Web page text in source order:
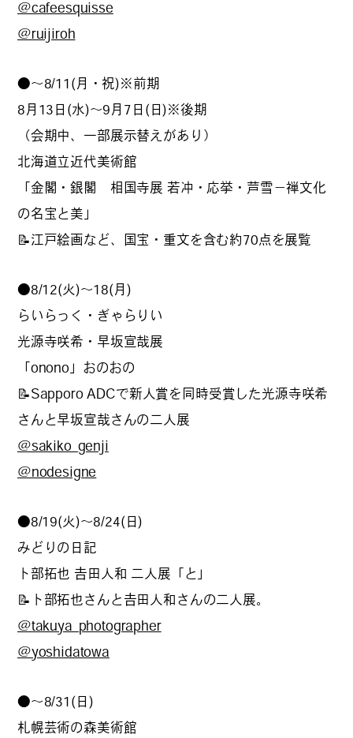
#
#札幌カレー探訪
#狸の一歩
# この車と暮らす理由
#日帰り遠足
# プレゼントフォー・ユー
#今月のアートな時間割
@cafeesquisse
@ruijiroh
●～8/11(月・祝)※前期
8月13日(水)～9月7日(日)※後期
（会期中、一部展示替えがあり）
北海道立近代美術館
「金閣・銀閣 相国寺展 若冲・応挙・芦雪－禅文化
の名宝と美」
📝江戸絵画など、国宝・重文を含む約70点を展覧
●8/12(火)〜18(月)
らいらっく・ぎゃらりい
光源寺咲希・早坂宣哉展
「onono」おのおの
📝Sapporo ADCで新人賞を同時受賞した光源寺咲希
さんと早坂宣哉さんの二人展
@sakiko_genji
@nodesigne
●8/19(火)〜8/24(日)
みどりの日記
卜部拓也 𠮷田人和 二人展「と」
📝卜部拓也さんと𠮷田人和さんの二人展。
@takuya_photographer
@yoshidatowa
●～8/31(日)
札幌芸術の森美術館